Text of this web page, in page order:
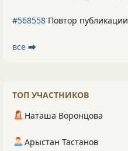
#568558 Повтор публикации
все ⮕
ТОП УЧАСТНИКОВ
Наташа Воронцова
Арыстан Тастанов